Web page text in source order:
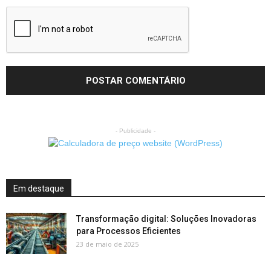
- Publicidade -
Em destaque
Transformação digital: Soluções Inovadoras
para Processos Eficientes
23 de maio de 2025